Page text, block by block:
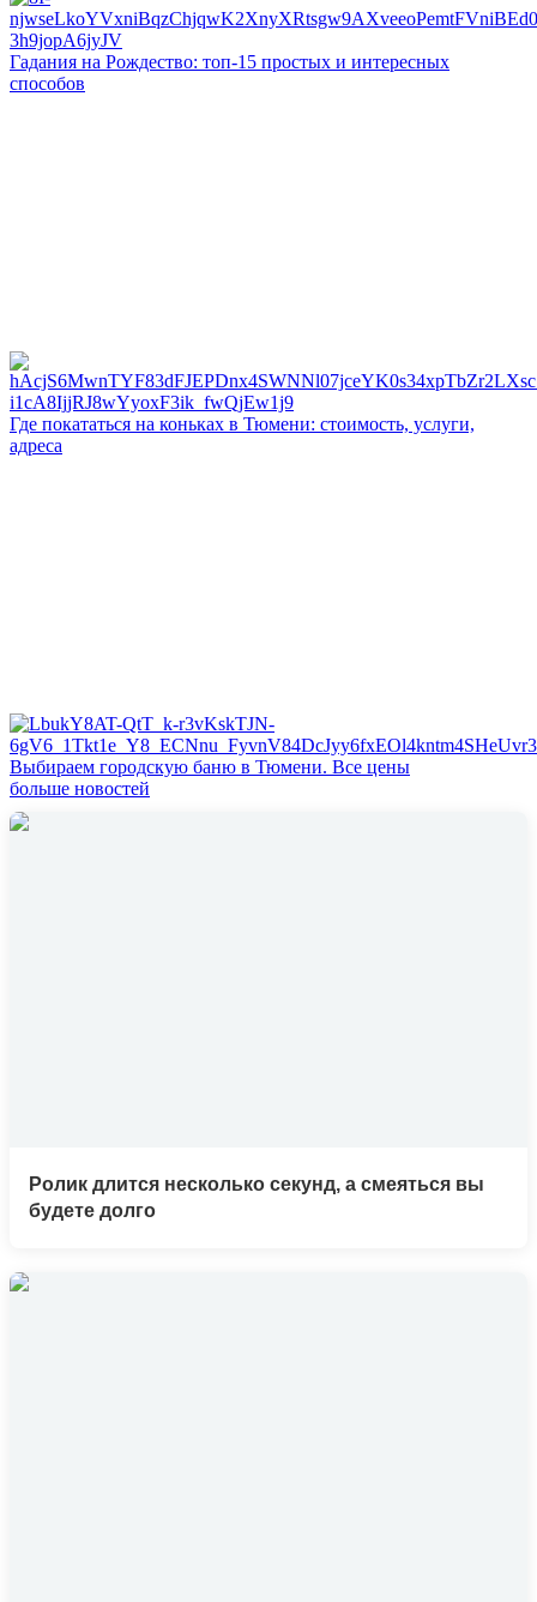
Гадания на Рождество: топ-15 простых и интересных
способов
Где покататься на коньках в Тюмени: стоимость, услуги,
адреса
Выбираем городскую баню в Тюмени. Все цены
больше новостей
Ролик длится несколько секунд, а смеяться вы
будете долго